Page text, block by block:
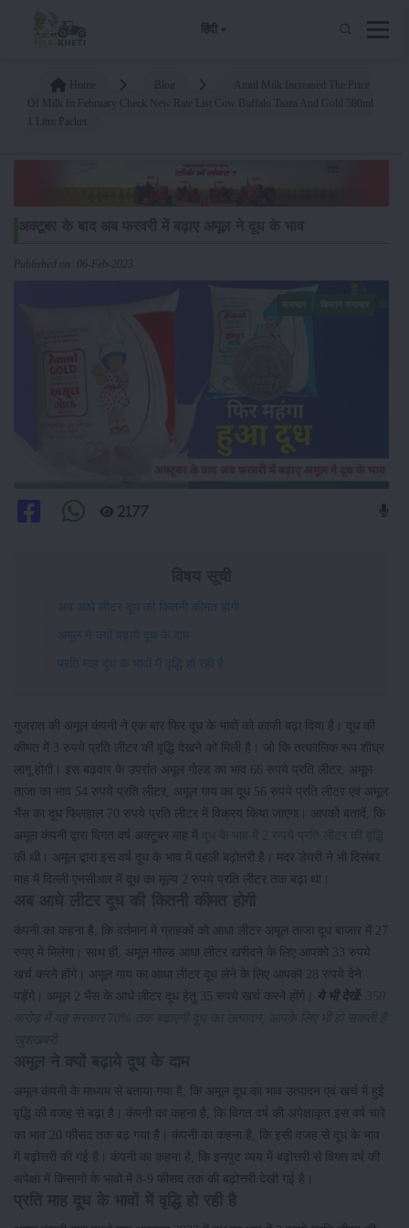
हिंदी
Published on: 06-Feb-2023
2177
अब आधे लीटर दूध की कितनी कीमत होगी
अमूल ने क्यों बढ़ाये दूध के दाम
प्रति माह दूध के भावों में वृद्धि हो रही है
गुजरात की अमूल कंपनी ने एक बार फिर दूध के भावों को काफी बढ़ा दिया है। दूध की
कीमत में 3 रुपये प्रति लीटर की वृद्धि देखने को मिली है। जो कि तत्कालिक रूप शीघ्र
लागू होगी। इस बढ़वार के उपरांत अमूल गोल्ड का भाव 66 रुपये प्रति लीटर, अमूल
ताजा का भाव 54 रुपये प्रति लीटर, अमूल गाय का दूध 56 रुपये प्रति लीटर एवं अमूल
भैंस का दूध फिलहाल 70 रुपये प्रति लीटर में विक्रय किया जाएगा। आपको बतादें, कि
अमूल कंपनी द्वारा विगत वर्ष अक्टूबर माह में
दूध के भाव में 2 रुपये प्रति लीटर की वृद्धि
की थी। अमूल द्वारा इस वर्ष दूध के भाव में पहली बढ़ोतरी है। मदर डेयरी ने भी दिसंबर
माह में दिल्ली एनसीआर में दूध का मूल्य 2 रुपये प्रति लीटर तक बढ़ा था।
कंपनी का कहना है, कि वर्तमान में ग्राहकों को आधा लीटर अमूल ताजा दूध बाजार में 27
रुपए में मिलेगा। साथ ही, अमूल गोल्ड आधा लीटर खरीदने के लिए आपको 33 रुपये
खर्च करने होंगे। अमूल गाय का आधा लीटर दूध लेने के लिए आपको 28 रुपये देने
पड़ेंगे। अमूल 2 भैंस के आधे लीटर दूध हेतु 35 रुपये खर्च करने होंगे।
ये भी देखें:
350
करोड़ में यह सरकार 70% तक बढ़ाएगी दूध का उत्पादन, आपके लिए भी हो सकती है
खुशखबरी
अमूल कंपनी के माध्यम से बताया गया है, कि अमूल दूध का भाव उत्पादन एवं खर्च में हुई
वृद्धि की वजह से बढ़ा है। कंपनी का कहना है, कि विगत वर्ष की अपेक्षाकृत इस वर्ष चारे
का भाव 20 फीसद तक बढ़ गया है। कंपनी का कहना है, कि इसी वजह से दूध के भाव
में बढ़ोत्तरी की गई है। कंपनी का कहना है, कि इनपुट व्यय में बढ़ोत्तरी से विगत वर्ष की
अपेक्षा में किसानों के भावों में 8-9 फीसद तक की बढ़ोत्तरी देखी गई है।